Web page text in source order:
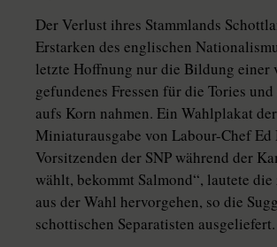
Der Verlust ihres Stammlands
Erstarken des englischen
letzte Hoffnung nur die Bildung einer
gefundenes Fressen für die Tories
aufs Korn nahmen. Ein Wahlplakat
Miniaturausgabe von Labour-Chef
Vorsitzenden der SNP während der
wählt, bekommt Salmond“, lautete
aus der Wahl hervorgehen, so die
schottischen Separatisten ausgeliefert.